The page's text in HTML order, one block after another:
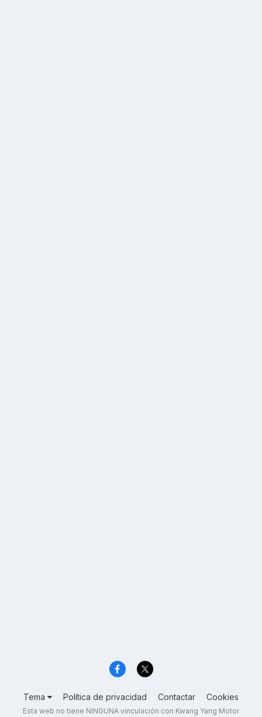
Tema Política de privacidad Contactar Cookies
Esta web no tiene NINGUNA vinculación con Kwang Yang Motor